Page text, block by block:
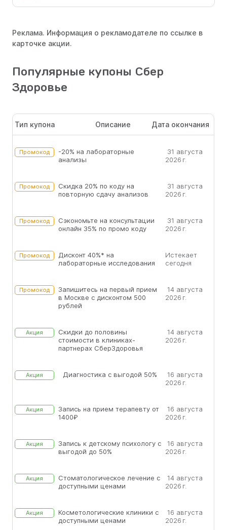
Реклама. Информация о рекламодателе по ссылке в
карточке акции.
Популярные купоны Сбер
Здоровье
Тип купона Описание Дата окончания
Промокод
-20% на лабораторные
анализы
31 августа
2026 г.
Промокод
Скидка 20% по коду на
повторную сдачу анализов
31 августа
2026 г.
Промокод
Сэкономьте на консультации
онлайн 35% по промо коду
31 августа
2026 г.
Промокод
Дисконт 40%* на
лабораторные исследования
Истекает
сегодня
Промокод
Запишитесь на первый прием
в Москве с дисконтом 500
рублей
14 августа
2026 г.
Акция
Скидки до половины
стоимости в клиниках-
партнерах СберЗдоровья
14 августа
2026 г.
Акция Диагностика с выгодой 50%
16 августа
2026 г.
Акция
Запись на прием терапевту от
1400₽
16 августа
2026 г.
Акция
Запись к детскому психологу с
выгодой до 50%
16 августа
2026 г.
Акция
Стоматологическое лечение с
доступными ценами
14 августа
2026 г.
Акция
Косметологические клиники с
доступными ценами
16 августа
2026 г.